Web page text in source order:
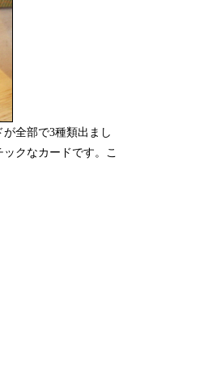
全部で3種類出まし
クなカードです。こ